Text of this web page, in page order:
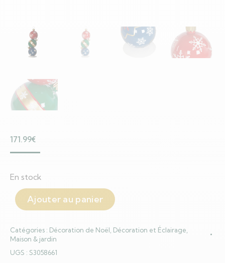
171.99€
En stock
Ajouter au panier
Catégories : Décoration de Noël Décoration et Éclairage
Maison & jardin
UGS : S3058661